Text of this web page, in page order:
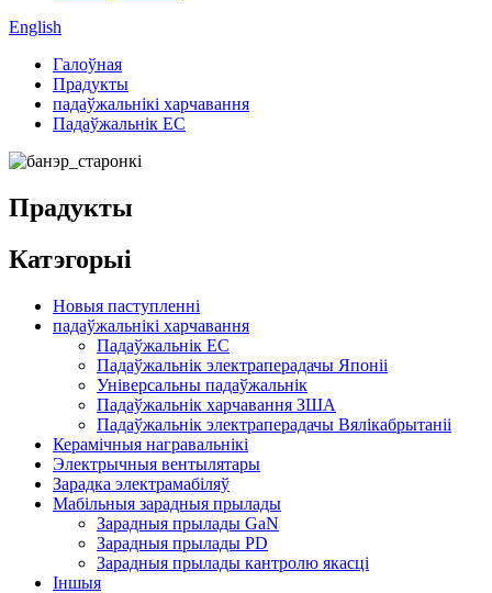
English
Галоўная
Прадукты
падаўжальнікі харчавання
Падаўжальнік ЕС
Прадукты
Катэгорыі
Новыя паступленні
падаўжальнікі харчавання
Падаўжальнік ЕС
Падаўжальнік электраперадачы Японіі
Універсальны падаўжальнік
Падаўжальнік харчавання ЗША
Падаўжальнік электраперадачы Вялікабрытаніі
Керамічныя награвальнікі
Электрычныя вентылятары
Зарадка электрамабіляў
Мабільныя зарадныя прылады
Зарадныя прылады GaN
Зарадныя прылады PD
Зарадныя прылады кантролю якасці
Іншыя